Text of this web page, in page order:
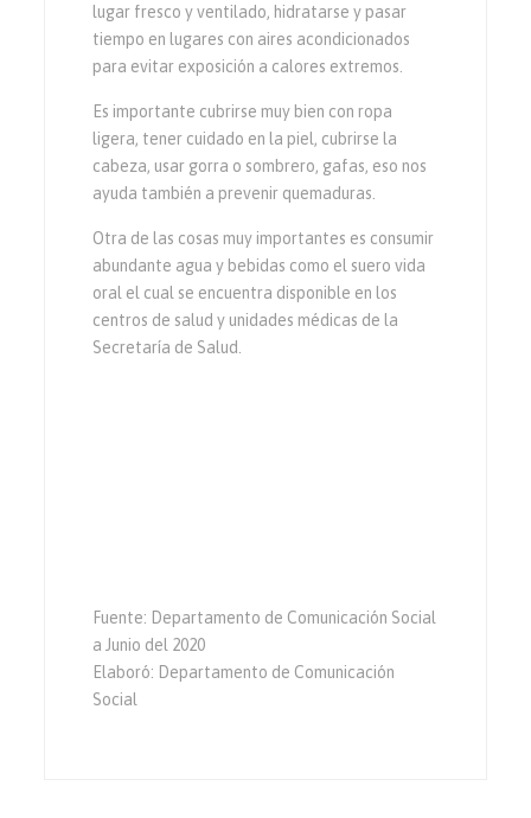
lugar fresco y ventilado, hidratarse y pasar
tiempo en lugares con aires acondicionados
para evitar exposición a calores extremos.
Es importante cubrirse muy bien con ropa
ligera, tener cuidado en la piel, cubrirse la
cabeza, usar gorra o sombrero, gafas, eso nos
ayuda también a prevenir quemaduras.
Otra de las cosas muy importantes es consumir
abundante agua y bebidas como el suero vida
oral el cual se encuentra disponible en los
centros de salud y unidades médicas de la
Secretaría de Salud.
Fuente: Departamento de Comunicación Social
a Junio del 2020
Elaboró: Departamento de Comunicación
Social